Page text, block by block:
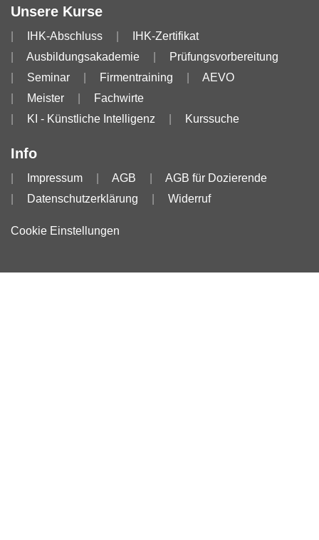
Unsere Kurse
IHK-Abschluss
IHK-Zertifikat
Ausbildungsakademie
Prüfungsvorbereitung
Seminar
Firmentraining
AEVO
Meister
Fachwirte
KI - Künstliche Intelligenz
Kurssuche
Info
Impressum AGB
AGB für Dozierende
Datenschutzerklärung
Widerruf
Cookie Einstellungen